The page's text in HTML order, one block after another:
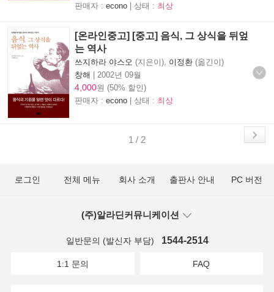
판매자 : econo | 상태 : 최상
[온라인중고] [중고] 음식, 그 상식을 뒤엎
는 역사
쓰지하라 야스오 (지은이), 이정환 (옮긴이)
창해 | 2002년 09월
4,000원 (50% 할인)
판매자 : econo | 상태 : 최상
1 / 2
로그인 전체 메뉴 회사 소개 출판사 안내 PC 버전
(주)알라딘커뮤니케이션
일반문의 (발신자 부담) 1544-2514
1:1 문의 FAQ